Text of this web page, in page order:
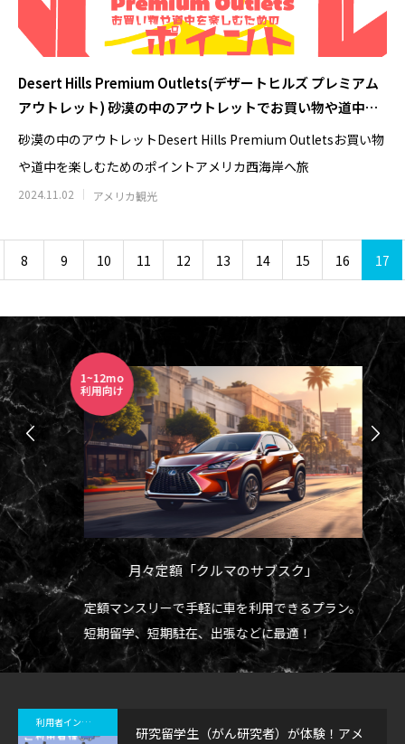
Desert Hills Premium Outlets(デザートヒルズ プレミアム
アウトレット) 砂漠の中のアウトレットでお買い物や道中を
楽しむためのポイント
砂漠の中のアウトレットDesert Hills Premium Outletsお買い物
や道中を楽しむためのポイントアメリカ西海岸へ旅
2024.11.02 アメリカ観光
8 9 10 11 12 13 14 15 16 17
1~12mo
利用向け
月々定額「クルマのサブスク」
定額マンスリーで手軽に車を利用できるプラン。
短期留学、短期駐在、出張などに最適！
利用者インタビュー
研究留学生（がん研究者）が体験！アメ